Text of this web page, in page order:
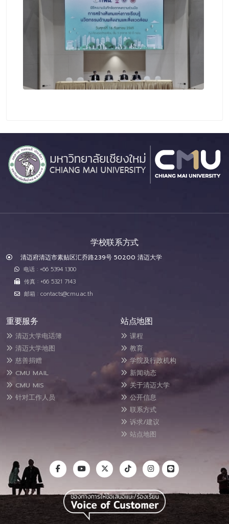
学校联系方式
清迈府清迈市素贴区汇乔路239号 50200 清迈大学
电话 : +66 5394 1300
传真 : +66 5321 7143
邮箱 : contacts@cmu.ac.th
重要服务
清迈大学电话簿
清迈大学地图
慈善捐赠
CMU MAIL
CMU MIS
针对工作人员
站点地图
课程
教育
学院及行政机构
新闻动态
关于清迈大学
公开信息
联系方式
诉求/建议
站点地图